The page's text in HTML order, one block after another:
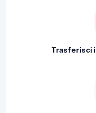
Trasferisci